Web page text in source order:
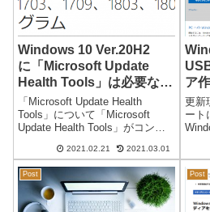
Windows 10 Ver.20H2
に「Microsoft Update
Health Tools」は必要なの
か？ KB4023057
「Microsoft Update Health
Tools」について「Microsoft
Update Health Tools」がコント
した。（2021/02/21 に起動した
複数のパソコンで確認）バージ
ョン...
2021.02.21 2021.03.01
ア
更新
ート
のア
し
Post Post